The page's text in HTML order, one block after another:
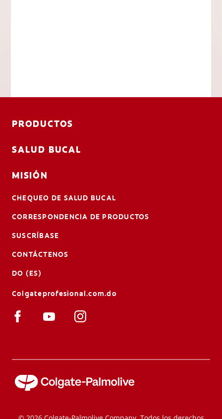
PRODUCTOS
SALUD BUCAL
MISIÓN
CHEQUEO DE SALUD BUCAL
CORRESPONDENCIA DE PRODUCTOS
SUSCRÍBASE
CONTÁCTENOS
DO (ES)
Colgateprofesional.com.do